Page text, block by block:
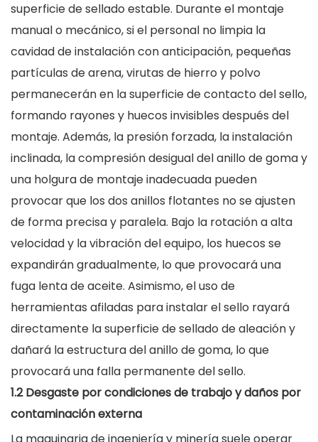
superficie de sellado estable. Durante el montaje
manual o mecánico, si el personal no limpia la
cavidad de instalación con anticipación, pequeñas
partículas de arena, virutas de hierro y polvo
permanecerán en la superficie de contacto del sello,
formando rayones y huecos invisibles después del
montaje. Además, la presión forzada, la instalación
inclinada, la compresión desigual del anillo de goma y
una holgura de montaje inadecuada pueden
provocar que los dos anillos flotantes no se ajusten
de forma precisa y paralela. Bajo la rotación a alta
velocidad y la vibración del equipo, los huecos se
expandirán gradualmente, lo que provocará una
fuga lenta de aceite. Asimismo, el uso de
herramientas afiladas para instalar el sello rayará
directamente la superficie de sellado de aleación y
dañará la estructura del anillo de goma, lo que
provocará una falla permanente del sello.
1.2 Desgaste por condiciones de trabajo y daños por
contaminación externa